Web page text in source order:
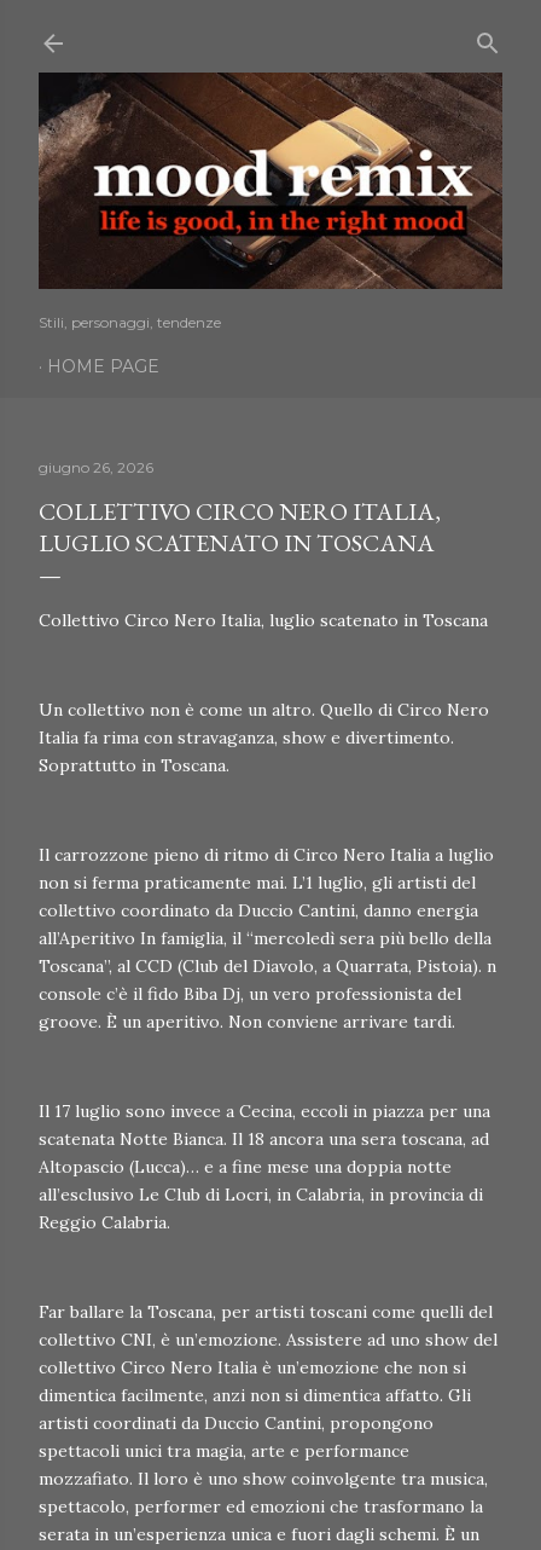
Stili, personaggi, tendenze
HOME PAGE
giugno 26, 2026
COLLETTIVO CIRCO NERO ITALIA,
LUGLIO SCATENATO IN TOSCANA
Collettivo Circo Nero Italia, luglio scatenato in Toscana
Un collettivo non è come un altro. Quello di Circo Nero
Italia fa rima con stravaganza, show e divertimento.
Soprattutto in Toscana.
Il carrozzone pieno di ritmo di Circo Nero Italia a luglio
non si ferma praticamente mai. L’1 luglio, gli artisti del
collettivo coordinato da Duccio Cantini, danno energia
all’Aperitivo In famiglia, il “mercoledì sera più bello della
Toscana”, al CCD (Club del Diavolo, a Quarrata, Pistoia). n
console c’è il fido Biba Dj, un vero professionista del
groove. È un aperitivo. Non conviene arrivare tardi.
Il 17 luglio sono invece a Cecina, eccoli in piazza per una
scatenata Notte Bianca. Il 18 ancora una sera toscana, ad
Altopascio (Lucca)… e a fine mese una doppia notte
all’esclusivo Le Club di Locri, in Calabria, in provincia di
Reggio Calabria.
Far ballare la Toscana, per artisti toscani come quelli del
collettivo CNI, è un’emozione. Assistere ad uno show del
collettivo Circo Nero Italia è un’emozione che non si
dimentica facilmente, anzi non si dimentica affatto. Gli
artisti coordinati da Duccio Cantini, propongono
spettacoli unici tra magia, arte e performance
mozzafiato. Il loro è uno show coinvolgente tra musica,
spettacolo, performer ed emozioni che trasformano la
serata in un’esperienza unica e fuori dagli schemi. È un